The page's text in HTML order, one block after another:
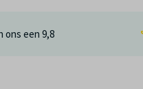
ons een9,8